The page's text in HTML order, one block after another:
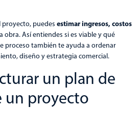
puedes estimar ingresos, costos
obra. Así entiendes si es viable y qué
proceso también te ayuda a ordenar
diseño y estrategia comercial.
un plan de
un proyecto